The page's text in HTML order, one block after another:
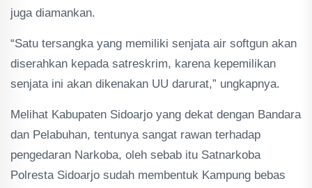
juga diamankan.
“Satu tersangka yang memiliki senjata air softgun akan
diserahkan kepada satreskrim, karena kepemilikan
senjata ini akan dikenakan UU darurat,” ungkapnya.
Melihat Kabupaten Sidoarjo yang dekat dengan Bandara
dan Pelabuhan, tentunya sangat rawan terhadap
pengedaran Narkoba, oleh sebab itu Satnarkoba
Polresta Sidoarjo sudah membentuk Kampung bebas